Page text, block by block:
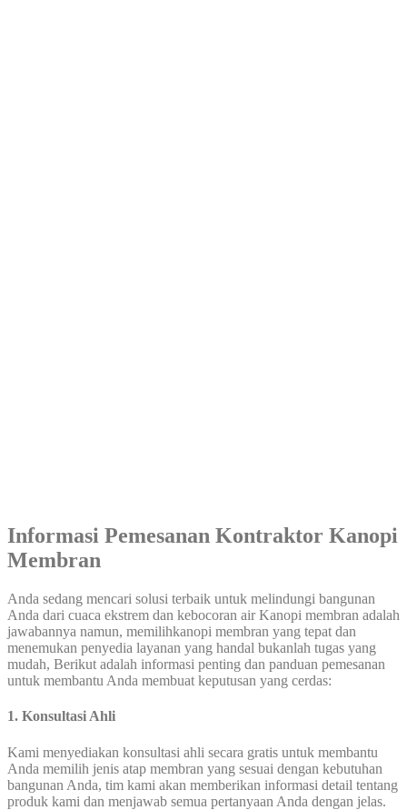
Informasi Pemesanan Kontraktor Kanopi
Membran
Anda sedang mencari solusi terbaik untuk melindungi bangunan
Anda dari cuaca ekstrem dan kebocoran air Kanopi membran adalah
jawabannya namun, memilihkanopi membran yang tepat dan
menemukan penyedia layanan yang handal bukanlah tugas yang
mudah, Berikut adalah informasi penting dan panduan pemesanan
untuk membantu Anda membuat keputusan yang cerdas:
1. Konsultasi Ahli
Kami menyediakan konsultasi ahli secara gratis untuk membantu
Anda memilih jenis atap membran yang sesuai dengan kebutuhan
bangunan Anda, tim kami akan memberikan informasi detail tentang
produk kami dan menjawab semua pertanyaan Anda dengan jelas.